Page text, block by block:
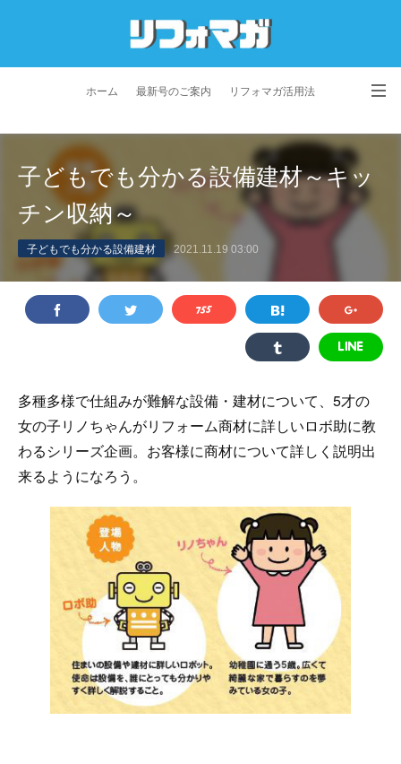
ホーム 最新号のご案内 リフォマガ活用法
お問い合わせ 特定商取引法に基づく表記
プライバシーポリシー 利用規約 会社概要
子どもでも分かる設備建材～キッ
チン収納～
子どもでも分かる設備建材 2021.11.19 03:00
多種多様で仕組みが難解な設備・建材について、5才の
女の子リノちゃんがリフォーム商材に詳しいロボ助に教
わるシリーズ企画。お客様に商材について詳しく説明出
来るようになろう。